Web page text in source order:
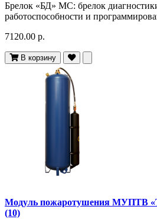
Брелок «БД» МС: брелок
работоспособности и
7120.00 р.
В корзину
Модуль пожаротушения МУПТВ
(10)